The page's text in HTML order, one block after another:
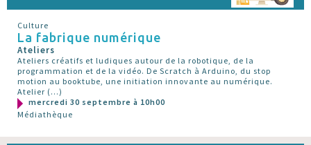
Culture
La fabrique numérique
Ateliers
Ateliers créatifs et ludiques autour de la robotique, de la
programmation et de la vidéo. De Scratch à Arduino, du stop
motion au booktube, une initiation innovante au numérique.
Atelier (…)
mercredi 30 septembre à 10h00
Médiathèque